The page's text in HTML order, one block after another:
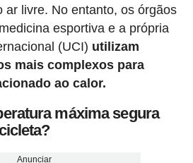
ar livre. No entanto, os órgãos
esportiva e a própria
(UCI) utilizam
mais complexos para
ao calor.
máxima segura
Anunciar